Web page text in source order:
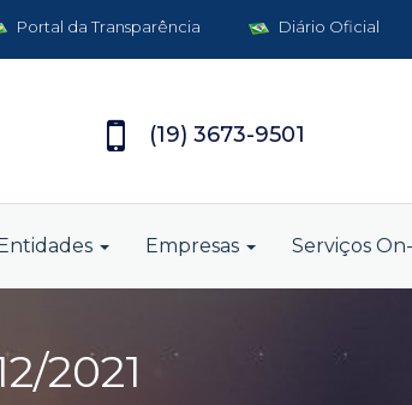
Diário Oficial
Portal da Transparência
(19) 3673-9501
Empresas Serviços
2021